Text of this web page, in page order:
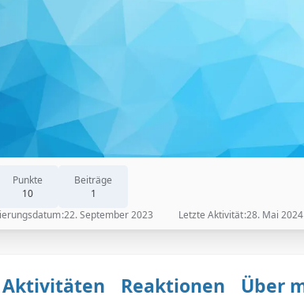
Punkte
10
Beiträge
1
22. September 2023 Letzte Aktivität 28. Mai
Aktivitäten Reaktionen Über